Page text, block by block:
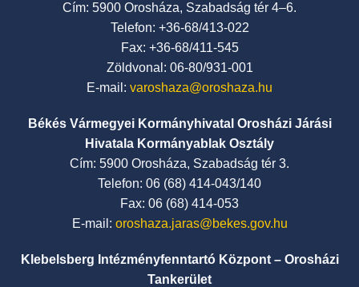
Cím: 5900 Orosháza, Szabadság tér 4–6.
Telefon: +36-68/413-022
Fax: +36-68/411-545
Zöldvonal: 06-80/931-001
E-mail: varoshaza@oroshaza.hu
Békés Vármegyei Kormányhivatal Orosházi Járási
Hivatala Kormányablak Osztály
Cím: 5900 Orosháza, Szabadság tér 3.
Telefon: 06 (68) 414-043/140
Fax: 06 (68) 414-053
E-mail: oroshaza.jaras@bekes.gov.hu
Klebelsberg Intézményfenntartó Központ – Orosházi
Tankerület